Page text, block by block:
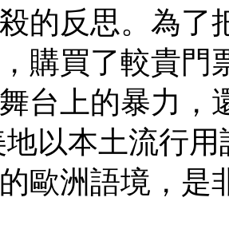
的反思。為了
購買了較貴門
舞台上的暴力
以本土流行用
歐洲語境，是